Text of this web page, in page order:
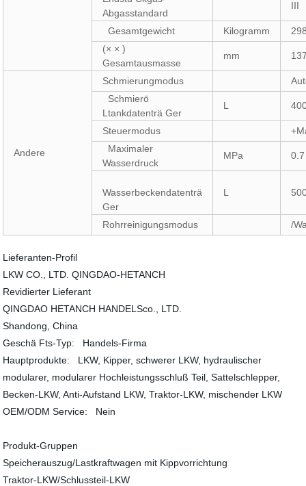
Abgasstandard
III
Gesamtgewicht Kilogramm
(× × )
Gesamtausmasse
mm
Andere
Schmierungmodus
Schmierö
Ltankdatenträ Ger
L
Steuermodus
Maximaler
Wasserdruck
MPa 0.7
Wasserbeckendatenträ
Ger
L
Rohrreinigungsmodus /
Lieferanten-Profil
LKW CO., LTD. QINGDAO-HETANCH
Revidierter Lieferant
QINGDAO HETANCH HANDELSco., LTD.
Shandong, China
Geschä Fts-Typ: Handels-Firma
Hauptprodukte: LKW, Kipper, schwerer LKW, hydraulischer
modularer, modularer Hochleistungsschluß Teil, Sattelschlepper,
Becken-LKW, Anti-Aufstand LKW, Traktor-LKW, mischender LKW
OEM/ODM Service: Nein
Produkt-Gruppen
Speicherauszug/Lastkraftwagen mit Kippvorrichtung
Traktor-LKW/Schlussteil-LKW